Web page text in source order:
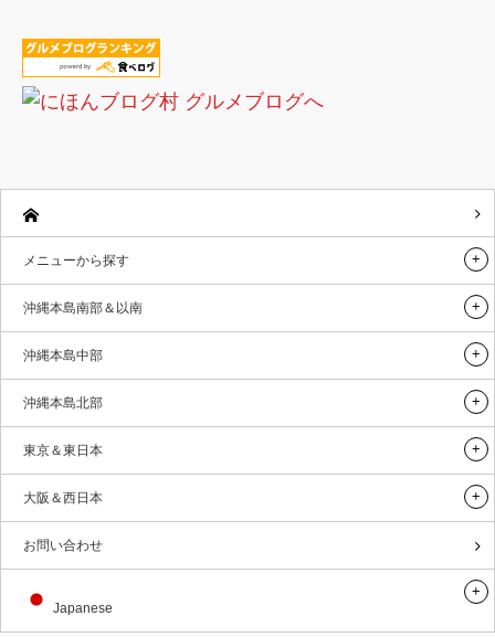
メニューから探す
沖縄本島南部＆以南
沖縄本島中部
沖縄本島北部
東京＆東日本
大阪＆西日本
お問い合わせ
Japanese